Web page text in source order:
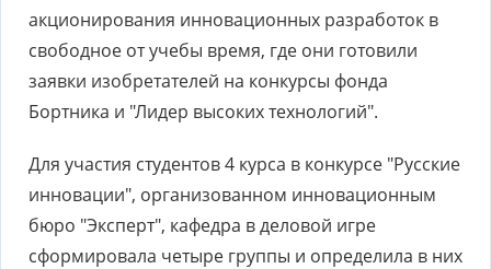
акционирования инновационных разработок в
свободное от учебы время, где они готовили
заявки изобретателей на конкурсы фонда
Бортника и "Лидер высоких технологий".
Для участия студентов 4 курса в конкурсе "Русские
инновации", организованном инновационным
бюро "Эксперт", кафедра в деловой игре
сформировала четыре группы и определила в них